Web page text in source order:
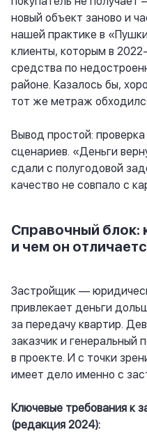
новый объект заново и
нашей практике в
клиенты, которым в
средства по
районе. Казалось бы,
тот же метраж
Вывод простой:
сценариев. «Деньги
сдали с полугодовой
качество не совпало с
Справочный блок:
и чем он
Застройщик —
привлекает деньги
за передачу квартир.
заказчик и генеральный
в проекте. И с точки
имеет дело именно с
Ключевые требования к
(редакция 2024):